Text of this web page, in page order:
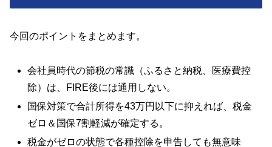
今回のポイントをまとめます。
会社員時代の節税の常識（ふるさと納税、医療費控
除）は、FIRE後には通用しない。
国保対策で合計所得を43万円以下に抑えれば、税金
ゼロ＆国保7割軽減が確定する。
税金がゼロの状態で各種控除を申告しても無意味